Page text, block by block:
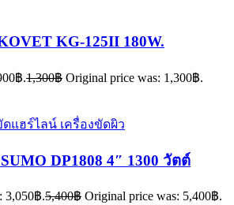
KG-125II 180W.
฿.1,300฿ Original price was: 1,300฿.
DP1808 4″ 1300 วัตต์
3,050฿.5,400฿ Original price was: 5,400฿.